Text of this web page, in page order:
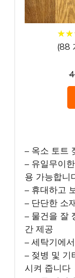
★★
★★
(88
– 옥소 토트
– 유일무이
용 가능합니
– 휴대하고
– 단단한 소
– 물건을 잘
간 제공
– 세탁기에
– 젖병 및 기
시켜 줍니다